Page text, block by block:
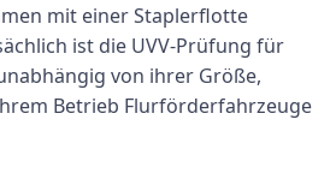
mit einer Staplerflotte
ist die UVV-Prüfung für
von ihrer Größe,
Betrieb Flurförderfahrzeuge